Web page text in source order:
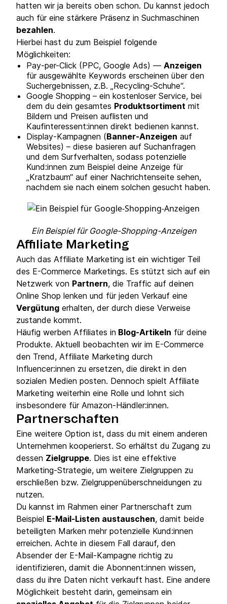
hatten wir ja bereits oben schon. Du kannst jedoch
auch für eine stärkere Präsenz in Suchmaschinen
bezahlen.
Hierbei hast du zum Beispiel folgende
Möglichkeiten:
Pay-per-Click (PPC, Google Ads) — Anzeigen
für ausgewählte Keywords erscheinen über den
Suchergebnissen, z.B. „Recycling-Schuhe“.
Google Shopping – ein kostenloser Service, bei
dem du dein gesamtes Produktsortiment mit
Bildern und Preisen auflisten und
Kaufinteressent:innen direkt bedienen kannst.
Display-Kampagnen (Banner-Anzeigen auf
Websites) – diese basieren auf Suchanfragen
und dem Surfverhalten, sodass potenzielle
Kund:innen zum Beispiel deine Anzeige für
„Kratzbaum“ auf einer Nachrichtenseite sehen,
nachdem sie nach einem solchen gesucht haben.
Ein Beispiel für Google-Shopping-Anzeigen
Affiliate Marketing
Auch das Affiliate Marketing ist ein wichtiger Teil
des E-Commerce Marketings. Es stützt sich auf ein
Netzwerk von Partnern, die Traffic auf deinen
Online Shop lenken und für jeden Verkauf eine
Vergütung erhalten, der durch diese Verweise
zustande kommt.
Häufig werben Affiliates in Blog-Artikeln für deine
Produkte. Aktuell beobachten wir im E-Commerce
den Trend, Affiliate Marketing durch
Influencer:innen zu ersetzen, die direkt in den
sozialen Medien posten. Dennoch spielt Affiliate
Marketing weiterhin eine Rolle und lohnt sich
insbesondere für Amazon-Händler:innen.
Partnerschaften
Eine weitere Option ist, dass du mit einem anderen
Unternehmen kooperierst. So erhältst du Zugang zu
dessen Zielgruppe. Dies ist eine effektive
Marketing-Strategie, um weitere Zielgruppen zu
erschließen bzw. Zielgruppenüberschneidungen zu
nutzen.
Du kannst im Rahmen einer Partnerschaft zum
Beispiel E-Mail-Listen austauschen, damit beide
beteiligten Marken mehr potenzielle Kund:innen
erreichen. Achte in diesem Fall darauf, den
Absender der E-Mail-Kampagne richtig zu
identifizieren, damit die Abonnent:innen wissen,
dass du ihre Daten nicht verkauft hast. Eine andere
Möglichkeit besteht darin, gemeinsam ein